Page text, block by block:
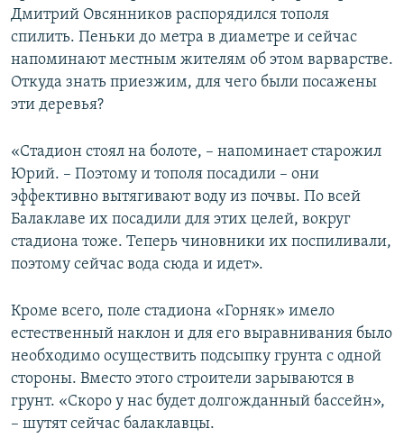
Дмитрий Овсянников распорядился тополя
спилить. Пеньки до метра в диаметре и сейчас
напоминают местным жителям об этом варварстве.
Откуда знать приезжим, для чего были посажены
эти деревья?
«Стадион стоял на болоте, – напоминает старожил
Юрий. – Поэтому и тополя посадили – они
эффективно вытягивают воду из почвы. По всей
Балаклаве их посадили для этих целей, вокруг
стадиона тоже. Теперь чиновники их поспиливали,
поэтому сейчас вода сюда и идет».
Кроме всего, поле стадиона «Горняк» имело
естественный наклон и для его выравнивания было
необходимо осуществить подсыпку грунта с одной
стороны. Вместо этого строители зарываются в
грунт. «Скоро у нас будет долгожданный бассейн»,
– шутят сейчас балаклавцы.